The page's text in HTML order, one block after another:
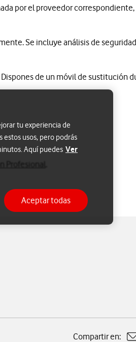
por el proveedor
Se incluye análisis de
de un móvil de sustitución
Profesional
Compartir en:
tu experiencia de
estos usos, pero podrás
Aquí puedes Ver
Aceptar todas